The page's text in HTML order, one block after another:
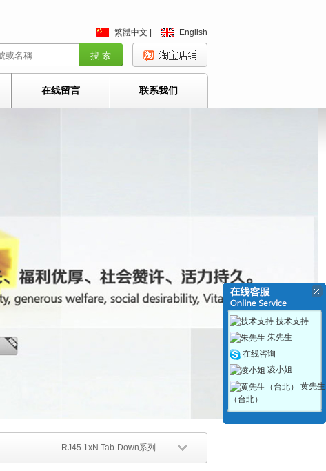
繁體中文 English
搜 索
在线留言 联系我们
RJ45 1xN Tab-Down系列
技术支持
朱先生
在线咨询
凌小姐
黄先生
（台北）